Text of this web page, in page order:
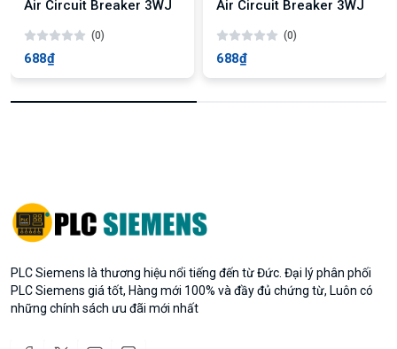
Air Circuit Breaker 3WJ
(0)
688₫
Air Circuit Breaker 3WJ
(0)
688₫
PLC Siemens là thương hiệu nổi tiếng đến từ Đức. Đại lý phân phối
PLC Siemens giá tốt, Hàng mới 100% và đầy đủ chứng từ, Luôn có
những chính sách ưu đãi mới nhất